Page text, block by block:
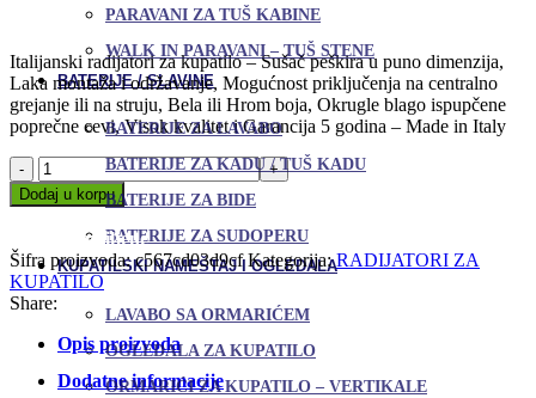
PARAVANI ZA TUŠ KABINE
WALK IN PARAVANI – TUŠ STENE
BATERIJE / SLAVINE
BATERIJE ZA LAVABO
BATERIJE ZA KADU / TUŠ KADU
BATERIJE ZA BIDE
BATERIJE ZA SUDOPERU
KUPATILSKI NAMEŠTAJ I OGLEDALA
LAVABO SA ORMARIĆEM
OGLEDALA ZA KUPATILO
ORMARIĆI ZA KUPATILO – VERTIKALE
Italijanski radijatori za kupatilo – Sušač peškira u puno dimenzija,
Laka montaža i održavanje, Mogućnost priključenja na centralno
grejanje ili na struju, Bela ili Hrom boja, Okrugle blago ispupčene
poprečne cevi, Visok kvalitet i Garancija 5 godina – Made in Italy
Radijator
za
kupatilo
Sušač
peškira
SAN
REMO
170
50
Dodaj u korpu
Dodaj u omiljene
Šifra proizvoda:c567cd03d9cfKategorija: RADIJATORI ZA
KUPATILO
Share:
Opis proizvoda
Dodatne informacije